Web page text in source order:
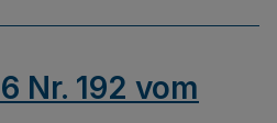
Nr. 192 vom